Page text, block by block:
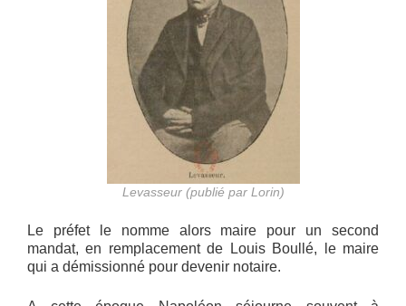
Levasseur (publié par Lorin)
Le préfet le nomme alors maire pour un second
mandat, en remplacement de Louis Boullé, le maire
qui a démissionné pour devenir notaire.